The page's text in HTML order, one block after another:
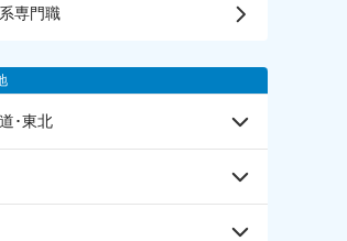
専門職
･東北